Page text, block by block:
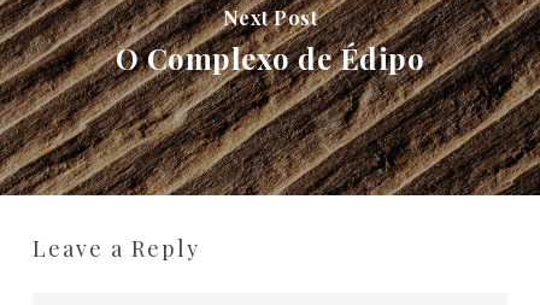
Next Post
O Complexo de Édipo
Leave a Reply